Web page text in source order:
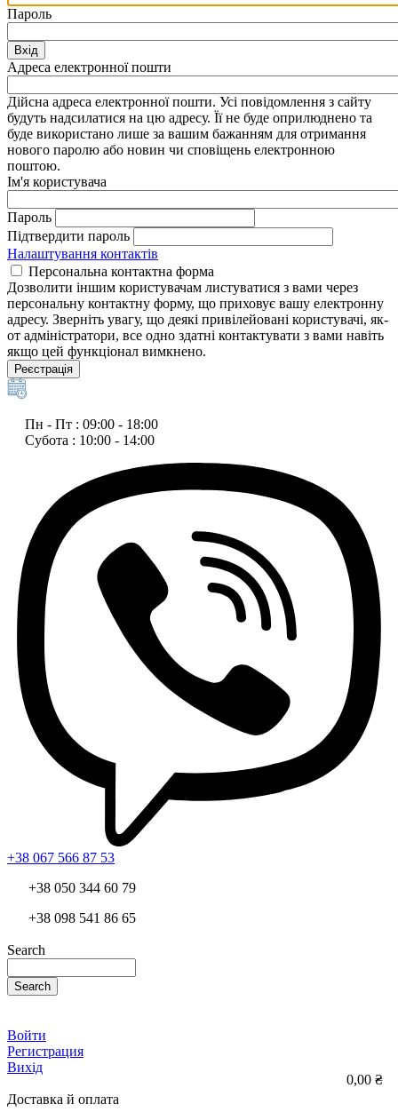
Пароль
Вхід
Адреса електронної пошти
Дійсна адреса електронної пошти. Усі повідомлення з сайту
будуть надсилатися на цю адресу. Її не буде оприлюднено та
буде використано лише за вашим бажанням для отримання
нового паролю або новин чи сповіщень електронною
поштою.
Ім'я користувача
Пароль
Підтвердити пароль
Налаштування контактів
Персональна контактна форма
Дозволити іншим користувачам листуватися з вами через
персональну контактну форму, що приховує вашу електронну
адресу. Зверніть увагу, що деякі привілейовані користувачі, як-
от адміністратори, все одно здатні контактувати з вами навіть
якщо цей функціонал вимкнено.
Реєстрація
Пн - Пт : 09:00 - 18:00
Субота : 10:00 - 14:00
+38 067 566 87 53
+38 050 344 60 79
+38 098 541 86 65
Search
Search
0,00 ₴
Войти
Регистрация
Вихід
Доставка й оплата